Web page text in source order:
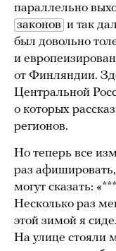
параллельно
законов и так
был довольно
и
от Финляндии.
Центральной
о которых
регионов.
Но теперь все
раз
могут сказать:
Несколько раз
этой зимой я
На улице стояли